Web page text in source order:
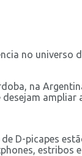
no
na
D-picapes
estribos